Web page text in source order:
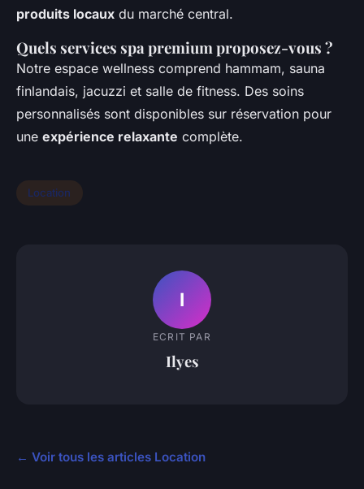
produits locaux du marché central.
Quels services spa premium proposez-vous ?
Notre espace wellness comprend hammam, sauna
finlandais, jacuzzi et salle de fitness. Des soins
personnalisés sont disponibles sur réservation pour
une expérience relaxante complète.
Location
I
ECRIT PAR
Ilyes
← Voir tous les articles Location